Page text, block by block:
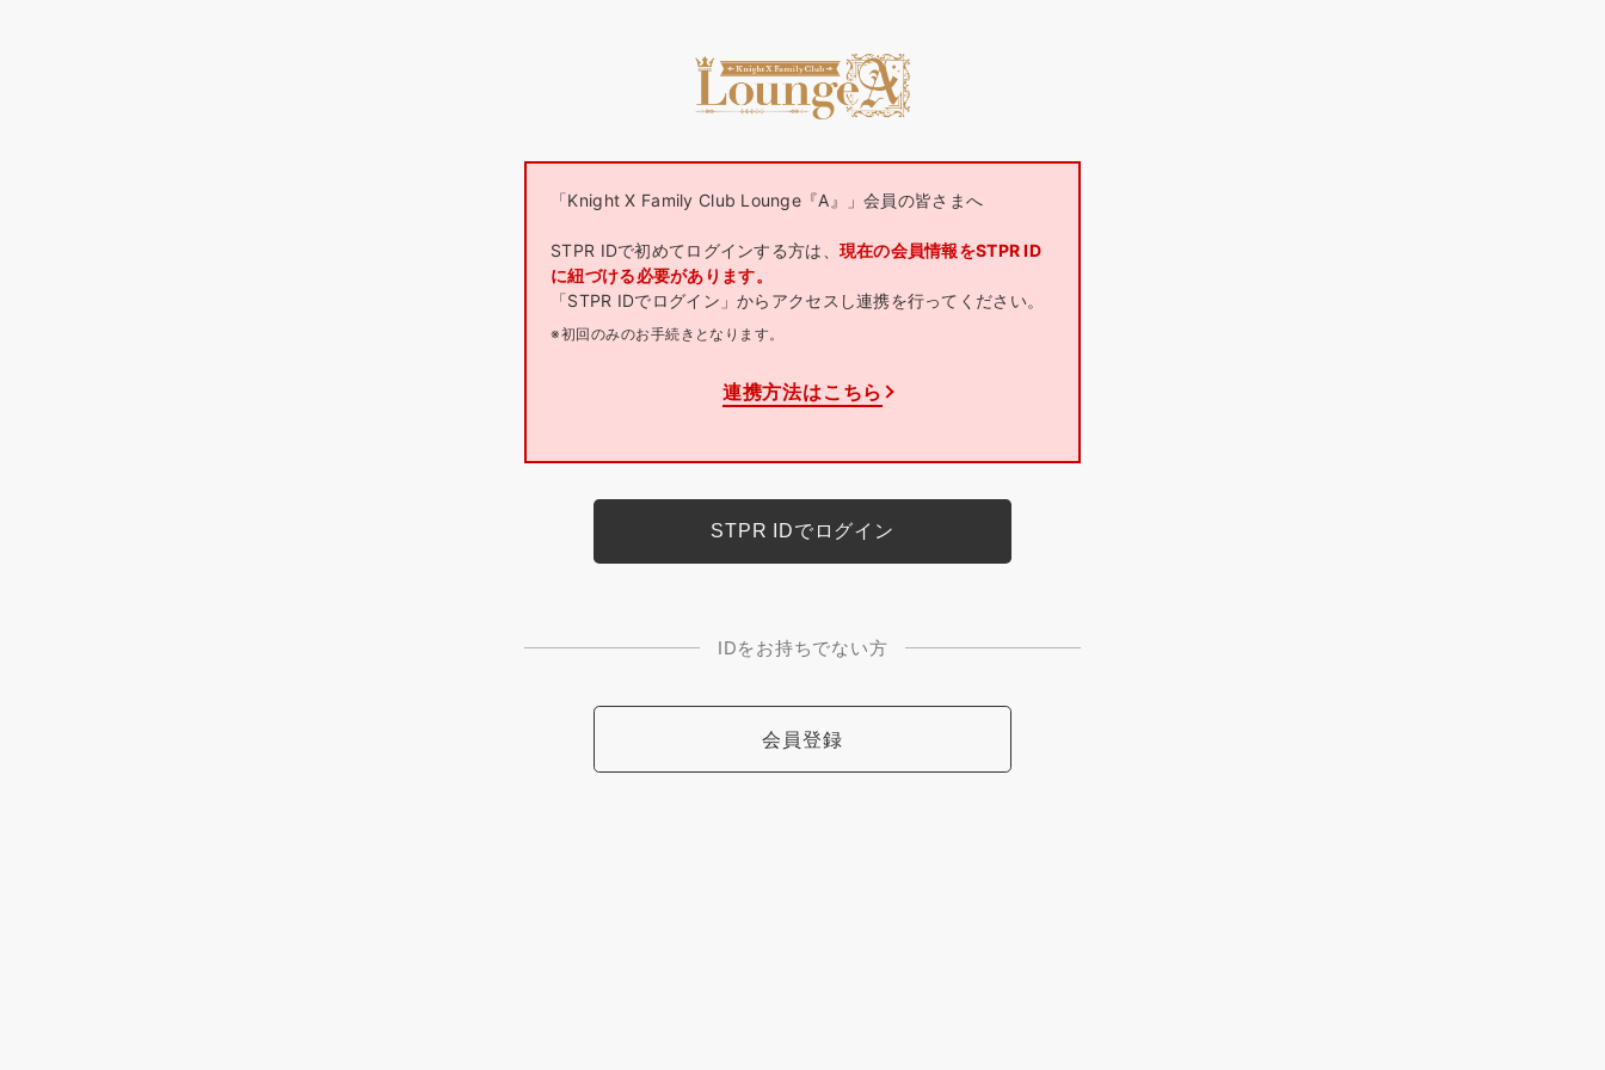
「Knight X Family Club Lounge『A』」会員の皆さまへ
STPR IDで初めてログインする方は、 現在の会員情報をSTPR ID
に紐づける必要があります。
「STPR IDでログイン」からアクセスし連携を行ってください。
※初回のみのお手続きとなります。
連携方法はこちら
IDをお持ちでない方
会員登録